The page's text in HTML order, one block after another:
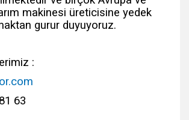
makinesi üreticisine yedek
gurur duyuyoruz.
:
63